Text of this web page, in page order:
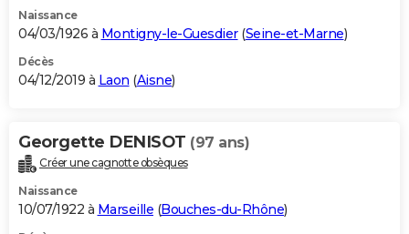
Naissance
04/03/1926 à Montigny-le-Guesdier(Seine-et-Marne)
Décès
04/12/2019 à Laon (Aisne)
Georgette DENISOT (97 ans)
Créer une cagnotte obsèques
Naissance
10/07/1922 à Marseille (Bouches-du-Rhône)